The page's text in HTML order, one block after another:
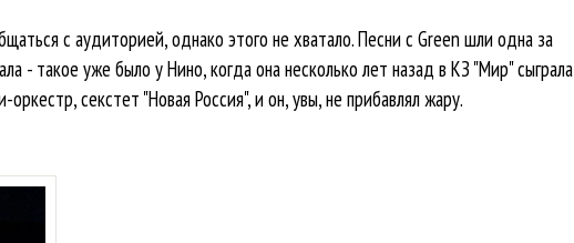
с аудиторией, однако этого не хватало. Песни с Green шли одна за
- такое уже было у Нино, когда она несколько лет назад в КЗ "Мир" сыграла
секстет "Новая Россия", и он, увы, не прибавлял жару.